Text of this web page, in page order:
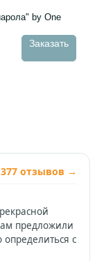
by One
Заказать
отзывов →
предложили
с